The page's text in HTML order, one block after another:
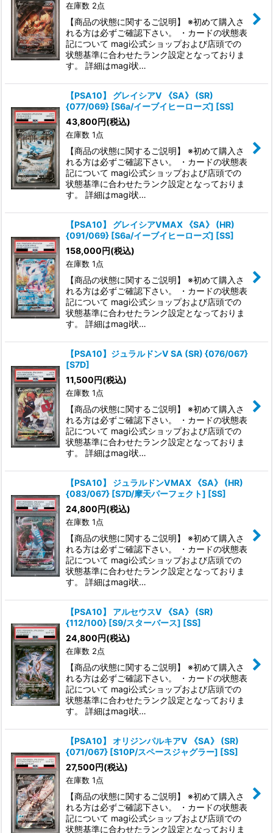
在庫数 2点
【商品の状態に関するご説明】 ※初めて購入さ
れる方は必ずご確認下さい。 ・カードの状態表
記について magi公式ショップおよび店頭での
状態基準に合わせたランク設定となっておりま
す。 詳細はmagi状…
【PSA10】 グレイシアV 《SA》 (SR)
{077/069} [S6a/イーブイヒーローズ] [SS]
43,800円(税込)
在庫数 1点
【商品の状態に関するご説明】 ※初めて購入さ
れる方は必ずご確認下さい。 ・カードの状態表
記について magi公式ショップおよび店頭での
状態基準に合わせたランク設定となっておりま
す。 詳細はmagi状…
【PSA10】 グレイシアVMAX 《SA》 (HR)
{091/069} [S6a/イーブイヒーローズ] [SS]
158,000円(税込)
在庫数 1点
【商品の状態に関するご説明】 ※初めて購入さ
れる方は必ずご確認下さい。 ・カードの状態表
記について magi公式ショップおよび店頭での
状態基準に合わせたランク設定となっておりま
す。 詳細はmagi状…
【PSA10】ジュラルドンV SA (SR) {076/067}
[S7D]
11,500円(税込)
在庫数 1点
【商品の状態に関するご説明】 ※初めて購入さ
れる方は必ずご確認下さい。 ・カードの状態表
記について magi公式ショップおよび店頭での
状態基準に合わせたランク設定となっておりま
す。 詳細はmagi状…
【PSA10】 ジュラルドンVMAX 《SA》 (HR)
{083/067} [S7D/摩天パーフェクト] [SS]
24,800円(税込)
在庫数 1点
【商品の状態に関するご説明】 ※初めて購入さ
れる方は必ずご確認下さい。 ・カードの状態表
記について magi公式ショップおよび店頭での
状態基準に合わせたランク設定となっておりま
す。 詳細はmagi状…
【PSA10】 アルセウスV 《SA》 (SR)
{112/100} [S9/スターバース] [SS]
24,800円(税込)
在庫数 2点
【商品の状態に関するご説明】 ※初めて購入さ
れる方は必ずご確認下さい。 ・カードの状態表
記について magi公式ショップおよび店頭での
状態基準に合わせたランク設定となっておりま
す。 詳細はmagi状…
【PSA10】 オリジンパルキアV 《SA》 (SR)
{071/067} [S10P/スペースジャグラー] [SS]
27,500円(税込)
在庫数 1点
【商品の状態に関するご説明】 ※初めて購入さ
れる方は必ずご確認下さい。 ・カードの状態表
記について magi公式ショップおよび店頭での
状態基準に合わせたランク設定となっておりま